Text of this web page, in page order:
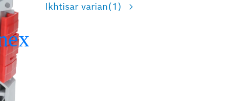
Ikhtisar varian(1)